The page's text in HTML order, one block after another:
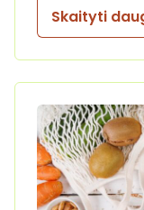
Skaityti